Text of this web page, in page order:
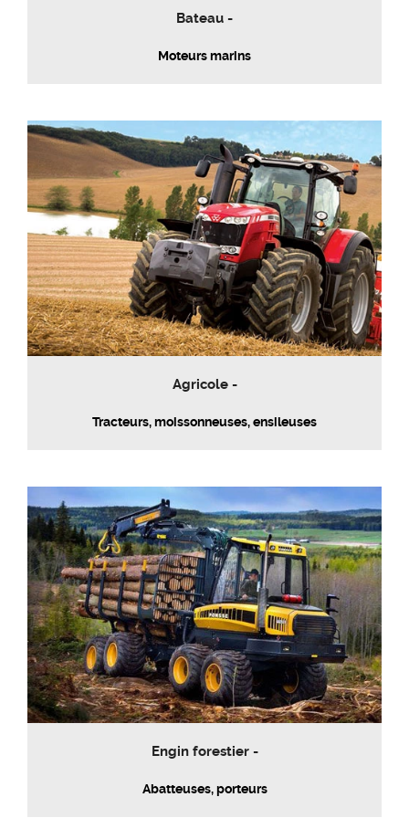
Bateau -
Moteurs marins
Agricole -
Tracteurs, moissonneuses, ensileuses
Engin forestier -
Abatteuses, porteurs